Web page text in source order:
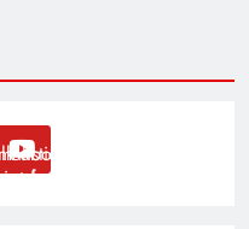
look of modern
for creating stories
about the latest in
clean and futuristic